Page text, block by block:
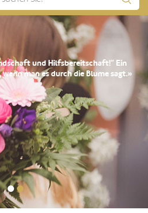
und Hilfsbereitschaft!“ Ein
man es durch die Blume sagt.»